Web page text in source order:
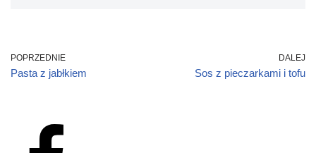
POPRZEDNIE
Pasta z jabłkiem
DALEJ
Sos z pieczarkami i tofu